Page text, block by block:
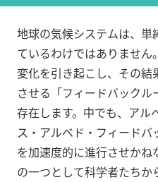
地球の気候システムは、
ているわけではありませ
変化を引き起こし、その
させる「フィードバックル
存在します。中でも、アル
ス・アルベド・フィード
を加速度的に進行させか
の一つとして科学者たちか